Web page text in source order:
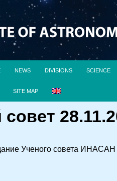
NEWS DIVISIONS SCIENCE
SITE MAP
Ученого совета